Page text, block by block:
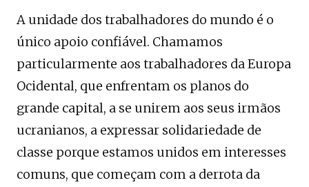
A unidade dos trabalhadores do mundo é o
único apoio confiável. Chamamos
particularmente aos trabalhadores da Europa
Ocidental, que enfrentam os planos do
grande capital, a se unirem aos seus irmãos
ucranianos, a expressar solidariedade de
classe porque estamos unidos em interesses
comuns, que começam com a derrota da